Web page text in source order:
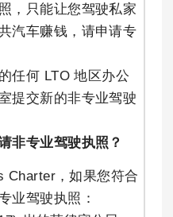
，只能让您驾驶私家
汽车赚钱，请申请专
任何 LTO 地区办公
提交新的非专业驾驶
非专业驾驶执照？
Charter，如果您符合
业驾驶执照：